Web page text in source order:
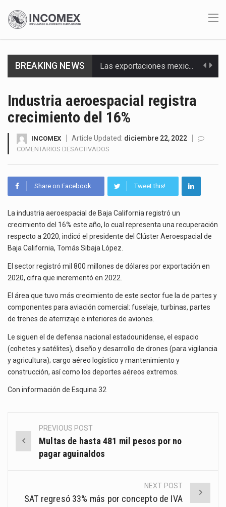
BREAKING NEWS Las exportaciones mexicanas de vehículos ligeros disminuyeron 9.67 % en julio a tasa anual, alcanzando…
La inversión fija bruta en México registró un aumento de 1.1% interanual en mayo de…
Industria aeroespacial registra
crecimiento del 16%
INCOMEX Article Updated: diciembre 22, 2022
COMENTARIOS DESACTIVADOS
REGISTRA
CRECIMIENTO
16%
Share on Facebook Tweet this!
La industria aeroespacial de Baja California registró un
crecimiento del 16% este año, lo cual representa una recuperación
respecto a 2020, indicó el presidente del Clúster Aeroespacial de
Baja California, Tomás Sibaja López.
El sector registró mil 800 millones de dólares por exportación en
2020, cifra que incrementó en 2022.
El área que tuvo más crecimiento de este sector fue la de partes y
componentes para aviación comercial: fuselaje, turbinas, partes
de trenes de aterrizaje e interiores de aviones.
Le siguen el de defensa nacional estadounidense, el espacio
(cohetes y satélites), diseño y desarrollo de drones (para vigilancia
y agricultura); cargo aéreo logístico y mantenimiento y
construcción, así como los deportes aéreos extremos.
Con información de Esquina 32
Post
navigation
PREVIOUS POST
Multas de hasta 481 mil pesos por no
pagar aguinaldos
NEXT POST
SAT regresó 33% más por concepto de IVA